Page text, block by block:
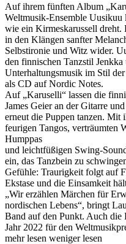
Auf ihrem fünften Album
Weltmusik-Ensemble Uusikuu
wie ein Kirmeskarussell dreht.
in den Klängen sanfter
Selbstironie und Witz wider.
den finnischen Tanzstil
Unterhaltungsmusik im Stil
als CD auf Nordic Notes.
Auf „Karuselli“ lassen die
James Geier an der Gitarre
erneut die Puppen tanzen. Mit
feurigen Tangos, verträumten
Humppas
und leichtfüßigen Swing-
ein, das Tanzbein zu
Gefühle: Traurigkeit folgt auf
Ekstase und die Einsamkeit
„Wir erzählen Märchen für
nordischen Lebens“, bringt
Band auf den Punkt. Auch
Jahr 2022 für den
mehr lesen weniger lesen